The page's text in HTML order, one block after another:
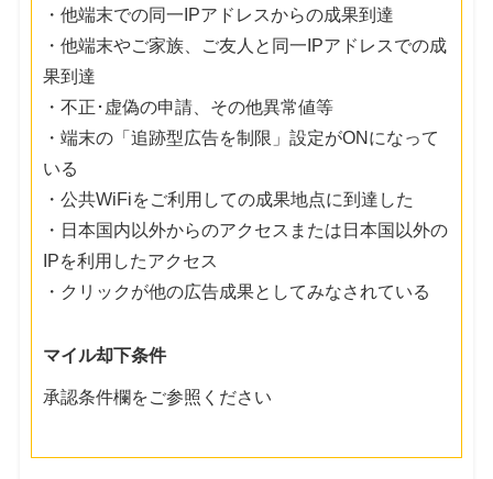
・他端末での同一IPアドレスからの成果到達
・他端末やご家族、ご友人と同一IPアドレスでの成
果到達
・不正･虚偽の申請、その他異常値等
・端末の「追跡型広告を制限」設定がONになって
いる
・公共WiFiをご利用しての成果地点に到達した
・日本国内以外からのアクセスまたは日本国以外の
IPを利用したアクセス
・クリックが他の広告成果としてみなされている
マイル却下条件
承認条件欄をご参照ください